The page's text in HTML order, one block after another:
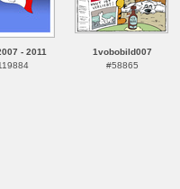
- 2011
1vobobild007
#58865